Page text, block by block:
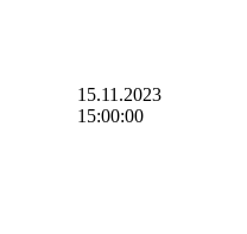
15.11.2023
15:00:00